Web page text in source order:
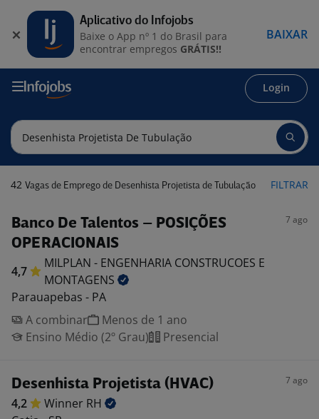
Login
42 Vagas de Emprego de Desenhista Projetista de Tubulação FILTRAR
Banco De Talentos – POSIÇÕES
OPERACIONAIS
7 ago
4,7
MILPLAN - ENGENHARIA CONSTRUCOES E
MONTAGENS
Parauapebas - PA
A combinar
Menos de 1 ano
Ensino Médio (2º Grau)
Presencial
Desenhista Projetista (HVAC) 7 ago
4,2 Winner RH
Aplicativo do Infojobs
Baixe o App nº 1 do Brasil para
encontrar empregos GRÁTIS!!
BAIXAR